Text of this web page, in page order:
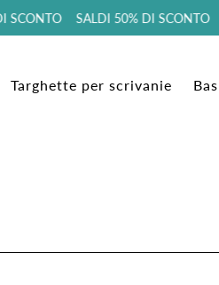
SALDI 50% DI
Targhette per scrivanie